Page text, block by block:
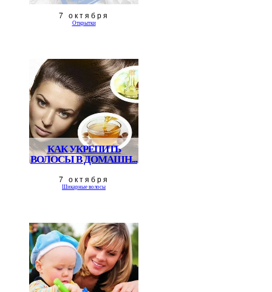
7 октября
Открытки
КАК УКРЕПИТЬ
ВОЛОСЫ В ДОМАШН...
7 октября
Шикарные волосы